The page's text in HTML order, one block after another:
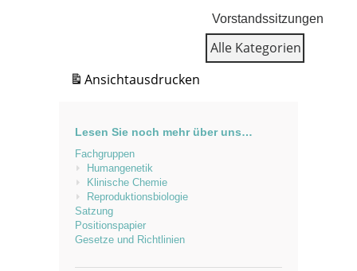
Vorstandssitzungen
Alle Kategorien
Ansichtausdrucken
Lesen Sie noch mehr über uns…
Fachgruppen
Humangenetik
Klinische Chemie
Reproduktionsbiologie
Satzung
Positionspapier
Gesetze und Richtlinien